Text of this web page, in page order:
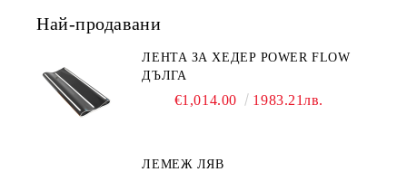
Най-продавани
ЛЕНТА ЗА ХЕДЕР POWER FLOW
ДЪЛГА
€1,014.00 1983.21лв.
ЛЕМЕЖ ЛЯВ